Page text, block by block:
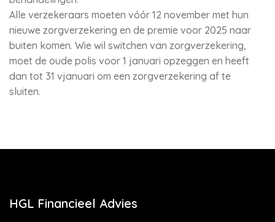
Alle verzekeraars moeten vóór 12 november met hun
nieuwe zorgverzekering en de premie voor 2025 naar
buiten komen. Wie wil switchen van zorgverzekering,
moet de oude polis voor 1 januari opzeggen en heeft
dan tot 31 vjanuari om een zorgverzekering af te
sluiten.
HGL Financieel Advies